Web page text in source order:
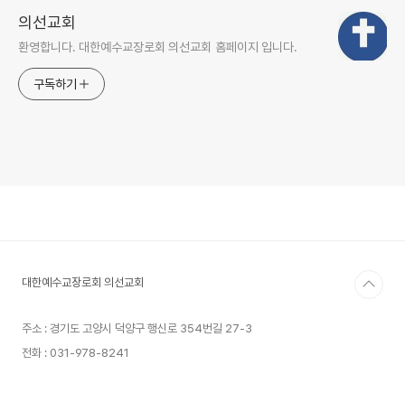
의선교회
환영합니다. 대한예수교장로회 의선교회 홈페이지 입니다.
구독하기
대한예수교장로회 의선교회
주소 : 경기도 고양시 덕양구 행신로 354번길 27-3
전화 : 031-978-8241